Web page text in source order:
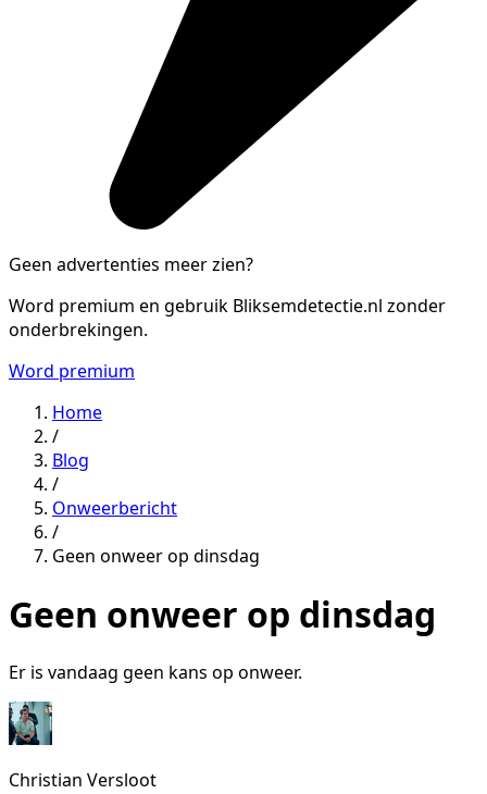
Geen advertenties meer zien?
Word premium en gebruik Bliksemdetectie.nl zonder
onderbrekingen.
Word premium
Home
/
Blog
/
Onweerbericht
/
Geen onweer op dinsdag
Geen onweer op dinsdag
Er is vandaag geen kans op onweer.
Christian Versloot